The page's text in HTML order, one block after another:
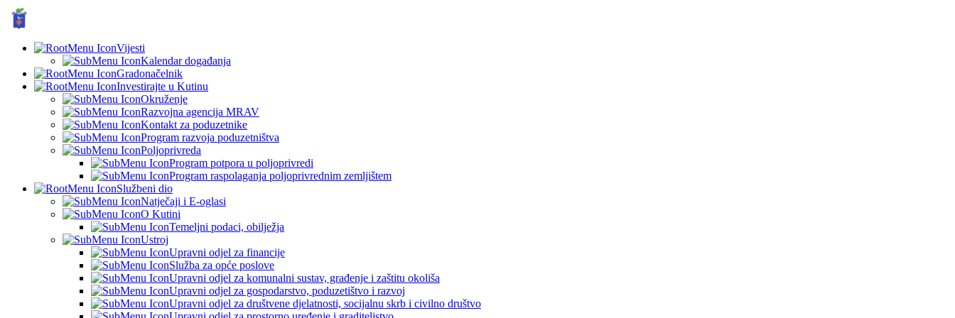
Vijesti
Kalendar događanja
Gradonačelnik
Investirajte u Kutinu
Okruženje
Razvojna agencija MRAV
Kontakt za poduzetnike
Program razvoja poduzetništva
Poljoprivreda
Program potpora u poljoprivredi
Program raspolaganja poljoprivrednim zemljištem
Službeni dio
Natječaji i E-oglasi
O Kutini
Temeljni podaci, obilježja
Ustroj
Upravni odjel za financije
Služba za opće poslove
Upravni odjel za komunalni sustav, građenje i zaštitu okoliša
Upravni odjel za gospodarstvo, poduzetištvo i razvoj
Upravni odjel za društvene djelatnosti, socijalnu skrb i civilno društvo